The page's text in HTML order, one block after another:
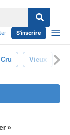
S'inscrire
Cru Vieux